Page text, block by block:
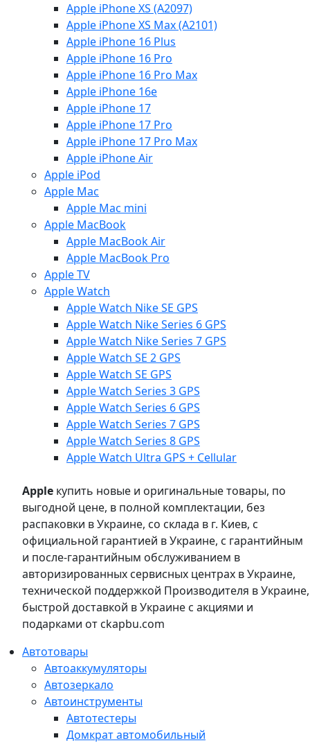
Apple iPhone XS (A2097)
Apple iPhone XS Max (A2101)
Apple iPhone 16 Plus
Apple iPhone 16 Pro
Apple iPhone 16 Pro Max
Apple iPhone 16e
Apple iPhone 17
Apple iPhone 17 Pro
Apple iPhone 17 Pro Max
Apple iPhone Air
Apple iPod
Apple Mac
Apple Mac mini
Apple MacBook
Apple MacBook Air
Apple MacBook Pro
Apple TV
Apple Watch
Apple Watch Nike SE GPS
Apple Watch Nike Series 6 GPS
Apple Watch Nike Series 7 GPS
Apple Watch SE 2 GPS
Apple Watch SE GPS
Apple Watch Series 3 GPS
Apple Watch Series 6 GPS
Apple Watch Series 7 GPS
Apple Watch Series 8 GPS
Apple Watch Ultra GPS + Cellular
Apple купить новые и оригинальные товары, по
выгодной цене, в полной комплектации, без
распаковки в Украине, со склада в г. Киев, с
официальной гарантией в Украине, с гарантийным
и после-гарантийным обслуживанием в
авторизированных сервисных центрах в Украине,
технической поддержкой Производителя в Украине,
быстрой доставкой в Украине с акциями и
подарками от ckapbu.com
Автотовары
Автоаккумуляторы
Автозеркало
Автоинструменты
Автотестеры
Домкрат автомобильный